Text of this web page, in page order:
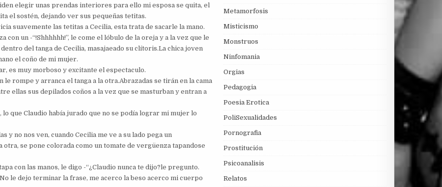
elegir unas prendas interiores para ello mi esposa se quita, el
el sostén, dejando ver sus pequeñas tetitas.
suavemente las tetitas a Cecilia, esta trata de sacarle la mano.
un -“!Shhhhhh!”, le come el lóbulo de la oreja y a la vez que le
del tanga de Cecilia, masajaeado su clítoris.La chica joven
el coño de mi mujer.
es muy morboso y excitante el espectaculo.
rompe y arranca el tanga a la otra.Abrazadas se tirán en la cama
ellas sus depilados coños a la vez que se masturban y entran a
que Claudio había jurado que no se podía lograr mi mujer lo
y no nos ven, cuando Cecilia me ve a su lado pega un
otra, se pone colorada como un tomate de vergüenza tapandose
con las manos, le digo -“¿Claudio nunca te dijo?le pregunto.
le dejo terminar la frase, me acerco la beso acerco mi cuerpo
Metamorfosis
Misticismo
Monstruos
Ninfomania
Orgias
Pedagogia
Poesia Erotica
PoliSexualidades
Pornografia
Prostitución
Psicoanalisis
Relatos